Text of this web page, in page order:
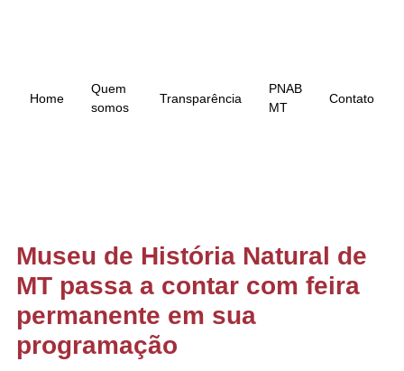
Home
Quem
somos
Transparência
PNAB
MT
Contato
Museu de História Natural de
MT passa a contar com feira
permanente em sua
programação